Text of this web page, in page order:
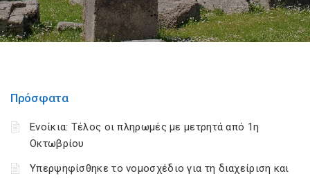
Πρόσφατα
Ενοίκια: Τέλος οι πληρωμές με μετρητά από 1η
Οκτωβρίου
Υπερψηφίσθηκε το νομοσχέδιο για τη διαχείριση και